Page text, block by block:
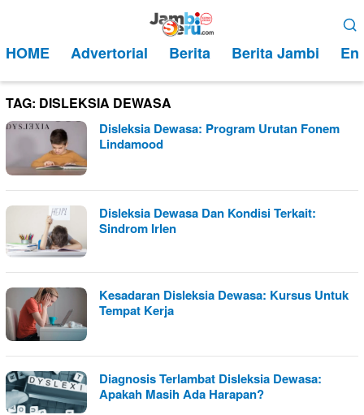
kontenMobile
HOME Advertorial Berita Berita Jambi
TAG: DISLEKSIA DEWASA
Disleksia Dewasa: Program Urutan Fonem
Lindamood
Disleksia Dewasa Dan Kondisi Terkait:
Sindrom Irlen
Kesadaran Disleksia Dewasa: Kursus Untuk
Tempat Kerja
Diagnosis Terlambat Disleksia Dewasa:
Apakah Masih Ada Harapan?